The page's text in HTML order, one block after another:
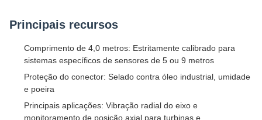
Principais recursos
Comprimento de 4,0 metros: Estritamente calibrado para
sistemas específicos de sensores de 5 ou 9 metros
Proteção do conector: Selado contra óleo industrial, umidade
e poeira
Principais aplicações: Vibração radial do eixo e
monitoramento de posição axial para turbinas e